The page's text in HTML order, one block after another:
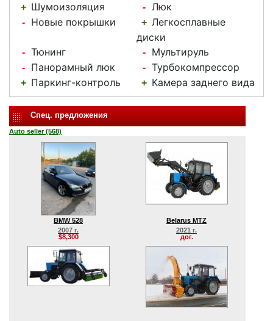
+ Шумоизоляция - Люк
- Новые покрышки + Легкосплавные
диски
- Тюнинг - Мультируль
- Панорамный люк - Турбокомпрессор
+ Паркинг-контроль + Камера заднего вида
Спец. предложения
Auto seller (568)
BMW 528
2007 г.
$8,300
Belarus MTZ
2021 г.
дог.